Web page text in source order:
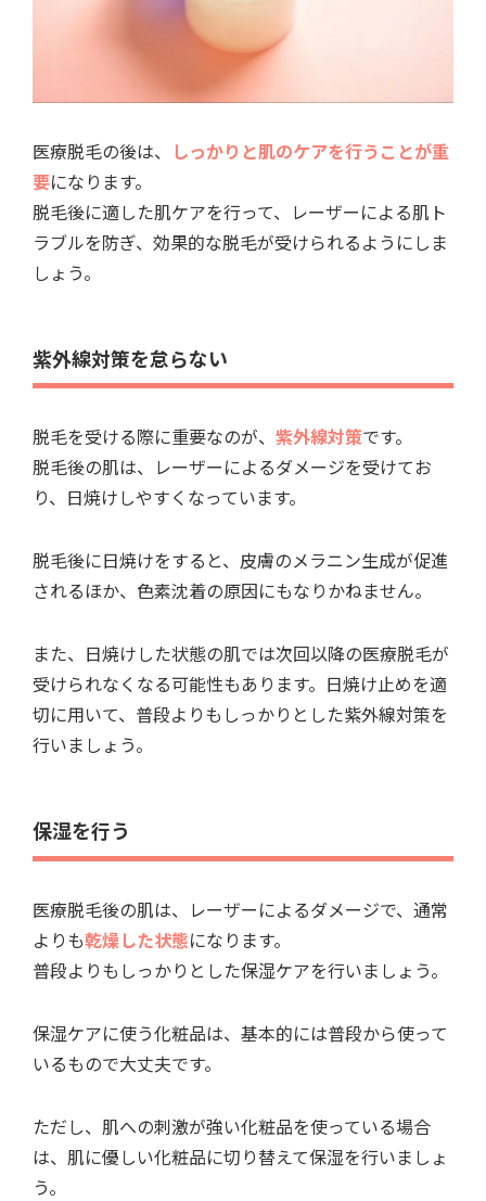
医療脱毛の後は、 しっかりと肌のケアを行うことが重
要になります。
脱毛後に適した肌ケアを行って、レーザーによる肌ト
ラブルを防ぎ、効果的な脱毛が受けられるようにしま
しょう。
紫外線対策を怠らない
脱毛を受ける際に重要なのが、 紫外線対策です。
脱毛後の肌は、レーザーによるダメージを受けてお
り、日焼けしやすくなっています。
脱毛後に日焼けをすると、皮膚のメラニン生成が促進
されるほか、色素沈着の原因にもなりかねません。
また、日焼けした状態の肌では次回以降の医療脱毛が
受けられなくなる可能性もあります。日焼け止めを適
切に用いて、普段よりもしっかりとした紫外線対策を
行いましょう。
保湿を行う
医療脱毛後の肌は、レーザーによるダメージで、通常
よりも乾燥した状態になります。
普段よりもしっかりとした保湿ケアを行いましょう。
保湿ケアに使う化粧品は、基本的には普段から使って
いるもので大丈夫です。
ただし、肌への刺激が強い化粧品を使っている場合
は、肌に優しい化粧品に切り替えて保湿を行いましょ
う。